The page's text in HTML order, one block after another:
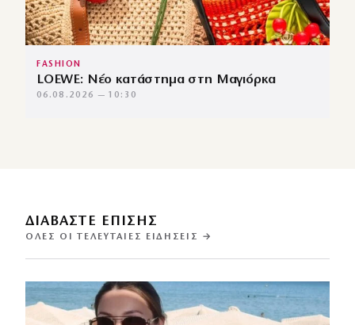
FASHION
LOEWE: Νέο κατάστημα στη Μαγιόρκα
06.08.2026 — 10:30
ΔΙΑΒΑΣΤΕ ΕΠΙΣΗΣ
ΌΛΕΣ ΟΙ ΤΕΛΕΥΤΑΊΕΣ ΕΙΔΉΣΕΙΣ →